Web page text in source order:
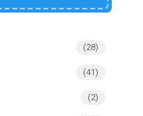
(28)
(41)
(2)